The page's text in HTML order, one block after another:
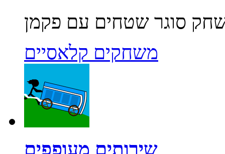
משחקים קלאסיים
שירותים מעופפים